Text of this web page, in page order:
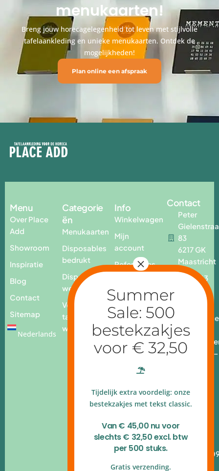
menukaarten!
Breng jouw horecagelegenheid tot leven met stijlvolle
tafelaankleding en unieke menukaarten. Ontdek de
mogelijkheden!
Plan online een afspraak
Menu
Over Place
Add
Showroom
Inspiratie
Blog
Contact
Sitemap
Nederlands
Categorie
ën
Menukaarten
Disposables
bedrukt
Disposables
webshop
Voor op
tafel
webshop
Info
Winkelwagen
Mijn
account
Referenties
Contact
Peter
83
6217 GK
Maastricht
T. +31 43
3259232
add.nl
Ma - vr: 9.00 –
Google
reviews
140.54.790
B.T.W.nr
Tijdelijk extra voordelig: onze
bestekzakjes met tekst classic.
Van € 45,00 nu voor
slechts € 32,50 excl. btw
per 500 stuks.
Gratis verzending.